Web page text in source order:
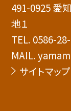
491-0925 愛
地１
TEL. 0586-
MAIL.
サイトマップ